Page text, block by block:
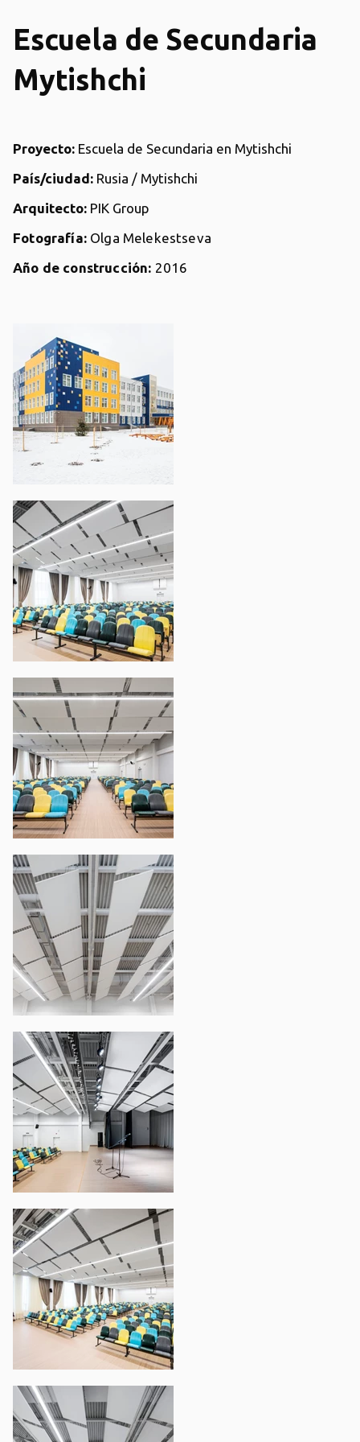
Escuela de Secundaria
Mytishchi
Proyecto: Escuela de Secundaria en Mytishchi
País/ciudad: Rusia / Mytishchi
Arquitecto: PIK Group
Fotografía: Olga Melekestseva
Año de construcción: 2016